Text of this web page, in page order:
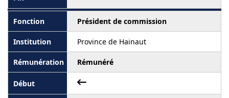
Président de commission
Province de Hainaut
Rémunéré